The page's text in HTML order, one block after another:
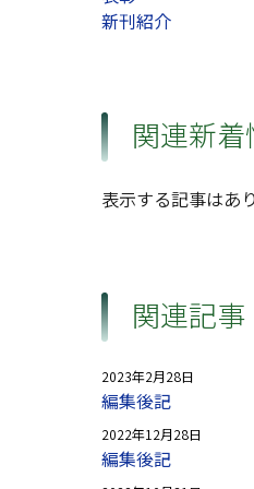
新刊紹介
関連新着
表示する記事はあ
関連記事
2023年2月28日
編集後記
2022年12月28日
編集後記